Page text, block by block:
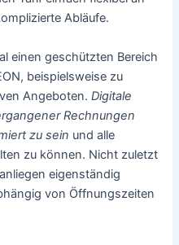
Abläufe.
einen geschützten Bereich
beispielsweise zu
Angeboten.Digitale
Rechnungen
zu sein und alle
zu können. Nicht zuletzt
eigenständig
von Öffnungszeiten